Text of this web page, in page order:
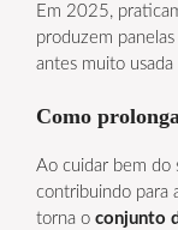
Em 2025,
produzem
antes muito
Como
Ao cuidar bem do
contribuindo para
torna o conjunto